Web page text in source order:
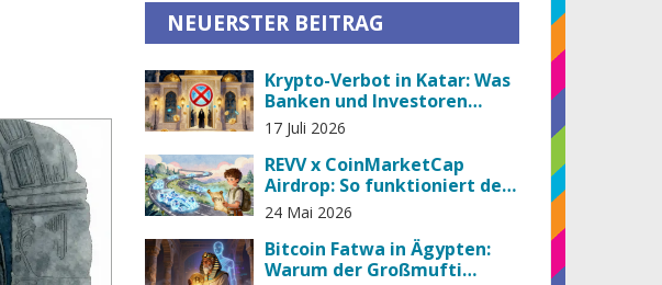
NEUERSTER BEITRAG
Krypto-Verbot in Katar: Was
Banken und Investoren
wissen müssen
17 Juli 2026
REVV x CoinMarketCap
Airdrop: So funktioniert der
REVV Token & Learn-to-Earn
24 Mai 2026
Bitcoin Fatwa in Ägypten:
Warum der Großmufti